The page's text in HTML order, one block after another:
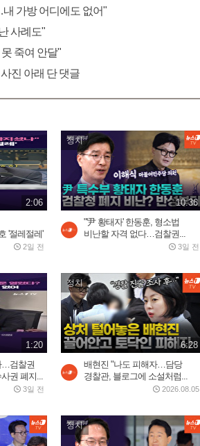
가방 어디에도 없어"
사례도"
죽여 안달"
진 아래 단 댓글
2:06
'절레절레'
2일 전
정치
10:36
"'尹 황태자' 한동훈, 형소법
비난할 자격 없다…검찰권...
3일 전
1:20
…검찰권
권 폐지...
3일 전
정치
6:28
배현진 "나도 피해자…담당
경찰관, 블로그에 소설처럼...
2026.08.05
정치